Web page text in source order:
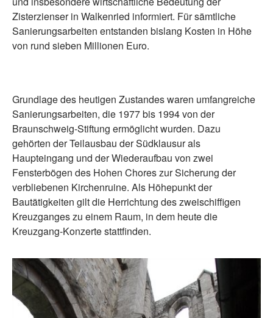
Zisterzienser in Walkenried informiert. Für sämtliche
Sanierungsarbeiten entstanden bislang Kosten in Höhe
von rund sieben Millionen Euro.
Grundlage des heutigen Zustandes waren umfangreiche
Sanierungsarbeiten, die 1977 bis 1994 von der
Braunschweig-Stiftung ermöglicht wurden. Dazu
gehörten der Teilausbau der Südklausur als
Haupteingang und der Wiederaufbau von zwei
Fensterbögen des Hohen Chores zur Sicherung der
verbliebenen Kirchenruine. Als Höhepunkt der
Bautätigkeiten gilt die Herrichtung des zweischiffigen
Kreuzganges zu einem Raum, in dem heute die
Kreuzgang-Konzerte stattfinden.